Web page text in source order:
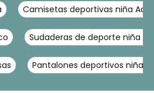
Camisetas deportivas niña
Sudaderas de deporte niña
Pantalones deportivos niña